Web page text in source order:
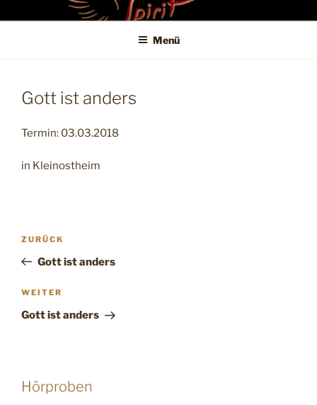
InhaltSPIRITKITCHEN
Menü
Gott ist anders
Termin: 03.03.2018
in Kleinostheim
Beitragsnavigation
Vorheriger
Beitrag
ZURÜCK
Gott ist anders
Nächster
Beitrag
WEITER
Gott ist anders
Hörproben